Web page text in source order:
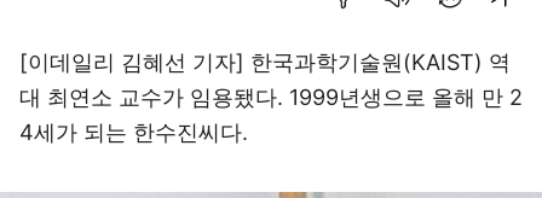
[이데일리 김혜선 기자] 한국과학기술원(KAIST) 역
대 최연소 교수가 임용됐다. 1999년생으로 올해 만 2
4세가 되는 한수진씨다.